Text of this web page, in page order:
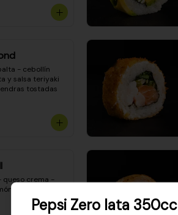
- cebollín
y salsa teriyaki
tostadas
queso crema -
gratinado
Pepsi Zero lata 350cc